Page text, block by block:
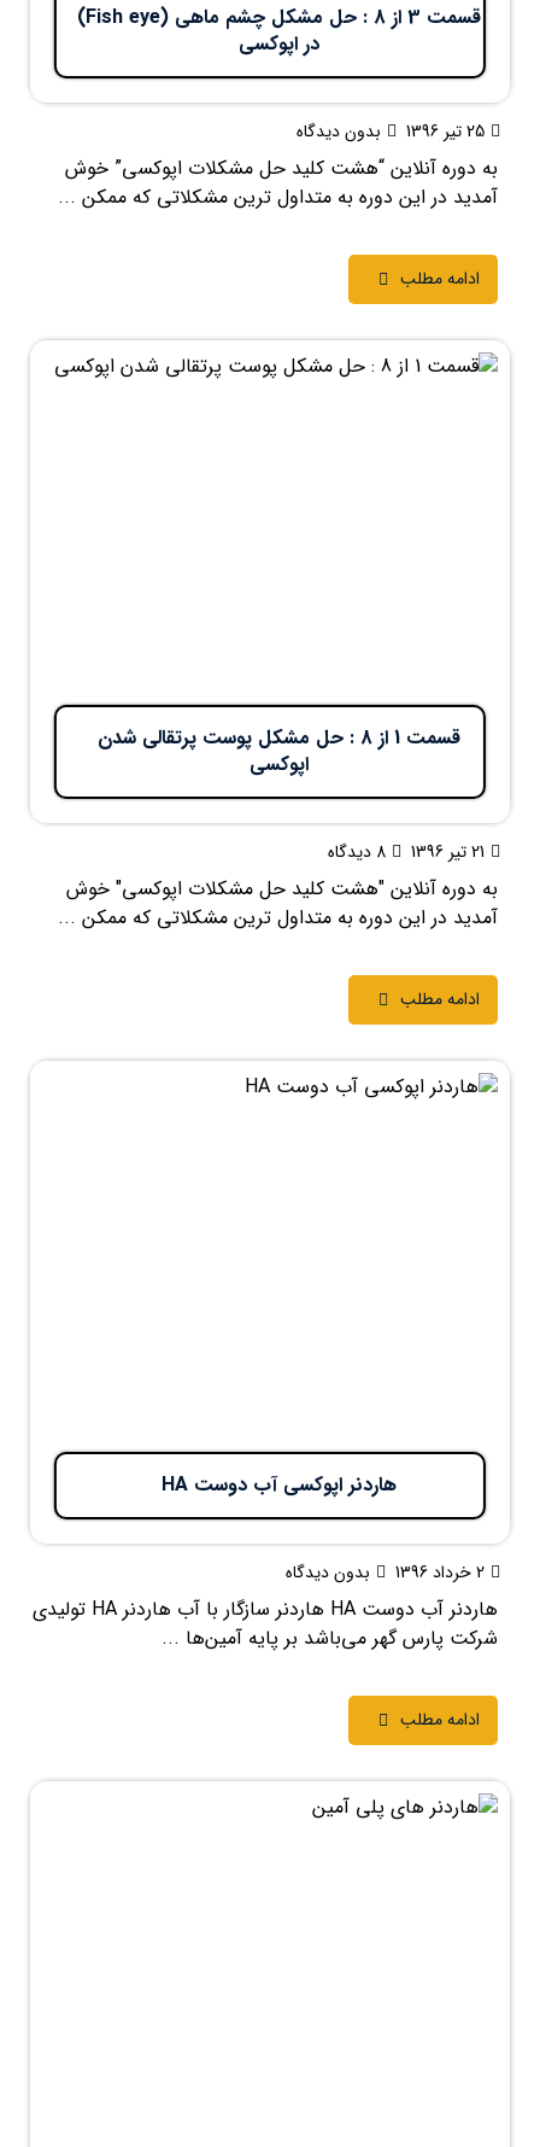
قسمت 3 از 8 : حل مشکل چشم ماهی (Fish eye)
در اپوکسی
25 تیر 1396 بدون دیدگاه
به دوره آنلاین “هشت کلید حل مشکلات اپوکسی” خوش
آمدید در این دوره به متداول ترین مشکلاتی که ممکن ...
ادامه مطلب
قسمت 1 از 8 : حل مشکل پوست پرتقالی شدن
اپوکسی
21 تیر 1396 8 دیدگاه
به دوره آنلاین "هشت کلید حل مشکلات اپوکسی" خوش
آمدید در این دوره به متداول ترین مشکلاتی که ممکن ...
ادامه مطلب
هاردنر اپوکسی آب دوست HA
2 خرداد 1396 بدون دیدگاه
هاردنر آب دوست HA هاردنر سازگار با آب هاردنر HA تولیدی
شرکت پارس گهر می‌باشد بر پایه آمین‌ها ...
ادامه مطلب